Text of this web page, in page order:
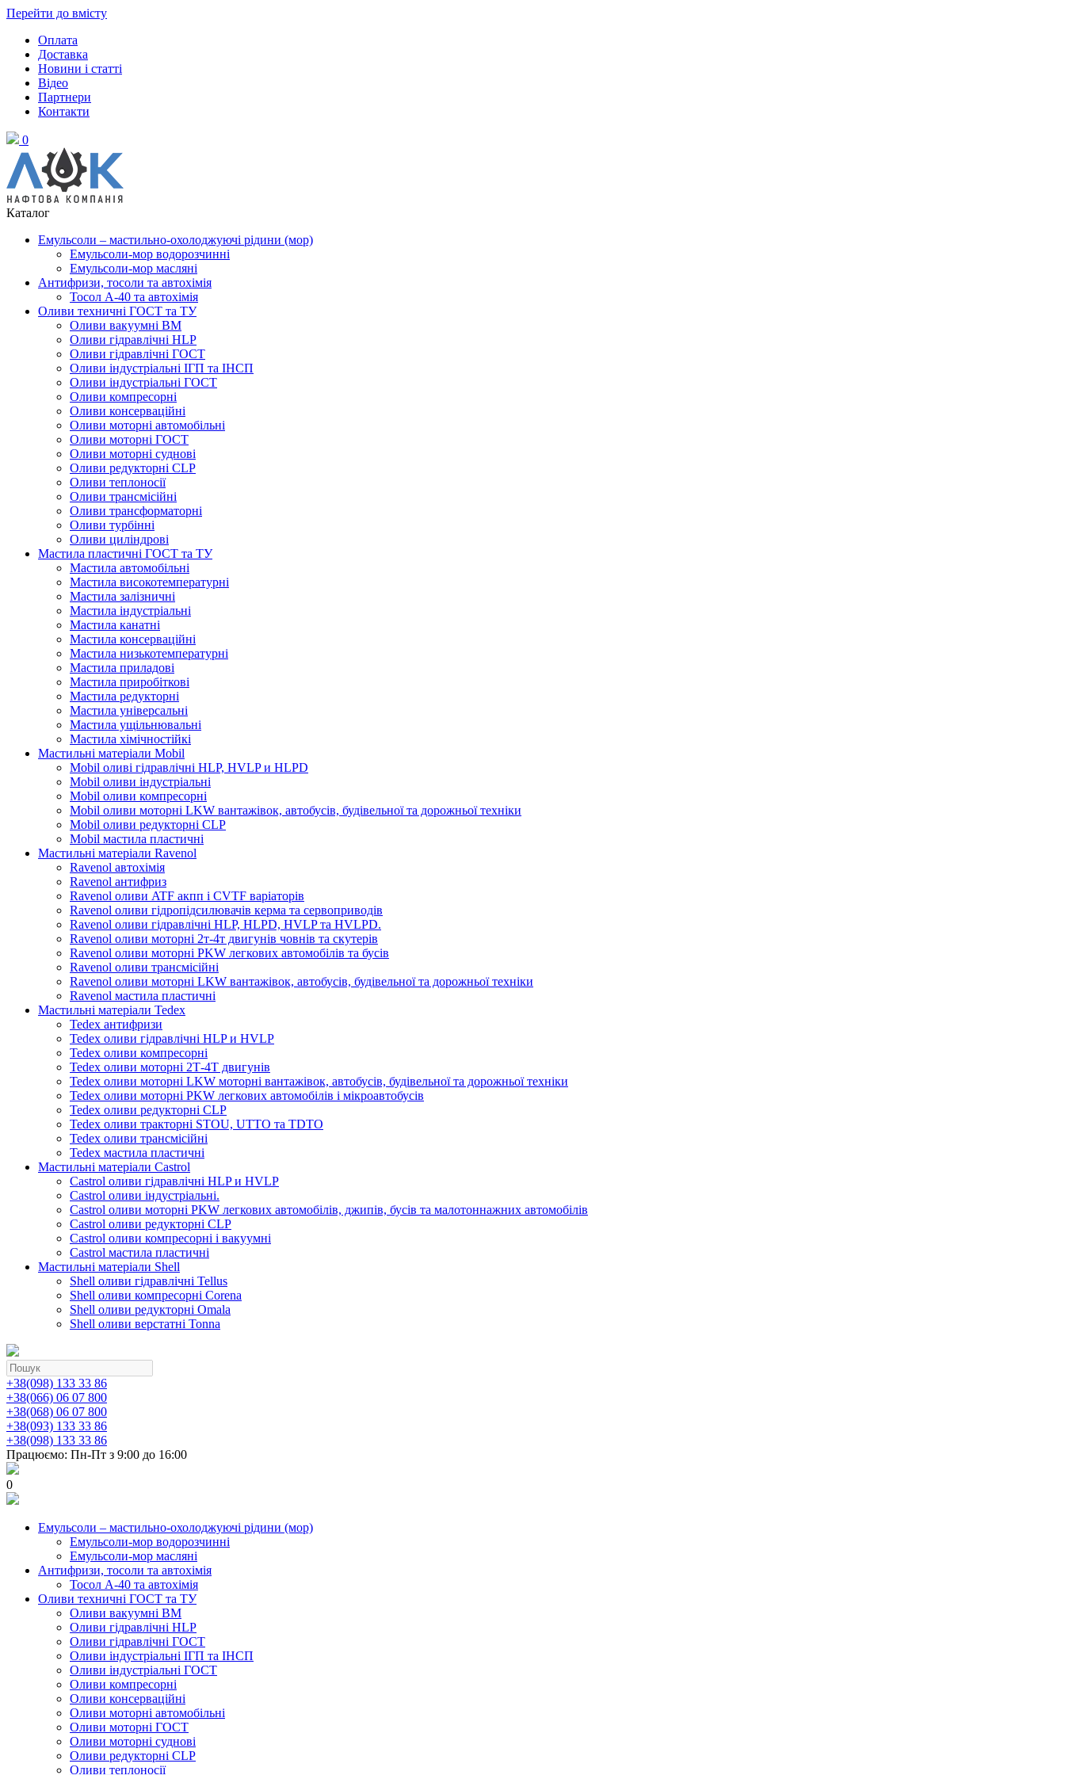
Перейти до вмісту
Оплата
Доставка
Новини і статті
Відео
Партнери
Контакти
0
Каталог
Емульсоли – мастильно-охолоджуючі рідини (мор)
Емульсоли-мор водорозчинні
Емульсоли-мор масляні
Антифризи, тосоли та автохімія
Тосол А-40 та автохімія
Оливи техничні ГОСТ та ТУ
Оливи вакуумні ВМ
Оливи гідравлічні HLP
Оливи гідравлічні ГОСТ
Оливи індустріальні ІГП та ІНСП
Оливи індустріальні ГОСТ
Оливи компресорні
Оливи консерваційні
Оливи моторні автомобільні
Оливи моторні ГОСТ
Оливи моторні суднові
Оливи редукторні CLP
Оливи теплоносії
Оливи трансмісійні
Оливи трансформаторні
Оливи турбінні
Оливи циліндрові
Мастила пластичні ГОСТ та ТУ
Мастила автомобільні
Мастила високотемпературні
Мастила залізничні
Мастила індустріальні
Мастила канатні
Мастила консерваційні
Мастила низькотемпературні
Мастила приладові
Мастила приробіткові
Мастила редукторні
Мастила універсальні
Мастила ущільнювальні
Мастила хімічностійкі
Мастильні матеріали Mobil
Mobil оливі гідравлічні HLP, HVLP и HLPD
Mobil оливи індустріальні
Mobil оливи компресорні
Mobil оливи моторні LKW вантажівок, автобусів, будівельної та дорожньої техніки
Mobil оливи редукторні CLP
Mobil мастила пластичні
Мастильні матеріали Ravenol
Ravenol автохімія
Ravenol антифриз
Ravenol оливи ATF акпп і CVTF варіаторів
Ravenol оливи гідропідсилювачів керма та сервоприводів
Ravenol оливи гідравлічні HLP, HLPD, HVLP та HVLPD.
Ravenol оливи моторні 2т-4т двигунів човнів та скутерів
Ravenol оливи моторні PKW легкових автомобілів та бусів
Ravenol оливи трансмісійні
Ravenol оливи моторні LKW вантажівок, автобусів, будівельної та дорожньої техніки
Ravenol мастила пластичні
Мастильні матеріали Tedex
Tedex антифризи
Tedex оливи гідравлічні HLP и HVLP
Tedex оливи компресорні
Tedex оливи моторні 2Т-4Т двигунів
Tedex оливи моторні LKW моторні вантажівок, автобусів, будівельної та дорожньої техніки
Tedex оливи моторні PKW легкових автомобілів і мікроавтобусів
Tedex оливи редукторні CLP
Tedex оливи тракторні STOU, UTTO та TDTO
Tedex оливи трансмісійні
Tedex мастила пластичні
Мастильні матеріали Castrol
Castrol оливи гідравлічні HLP и HVLP
Castrol оливи індустріальні.
Castrol оливи моторні PKW легкових автомобілів, джипів, бусів та малотоннажних автомобілів
Castrol оливи редукторні CLP
Castrol оливи компресорні і вакуумні
Castrol мастила пластичні
Мастильні матеріали Shell
Shell оливи гідравлічні Tellus
Shell оливи компресорні Corena
Shell оливи редукторні Omala
Shell оливи верстатні Tonna
+38(098) 133 33 86
+38(066) 06 07 800
+38(068) 06 07 800
+38(093) 133 33 86
+38(098) 133 33 86
Працюємо: Пн-Пт з 9:00 до 16:00
0
Емульсоли – мастильно-охолоджуючі рідини (мор)
Емульсоли-мор водорозчинні
Емульсоли-мор масляні
Антифризи, тосоли та автохімія
Тосол А-40 та автохімія
Оливи техничні ГОСТ та ТУ
Оливи вакуумні ВМ
Оливи гідравлічні HLP
Оливи гідравлічні ГОСТ
Оливи індустріальні ІГП та ІНСП
Оливи індустріальні ГОСТ
Оливи компресорні
Оливи консерваційні
Оливи моторні автомобільні
Оливи моторні ГОСТ
Оливи моторні суднові
Оливи редукторні CLP
Оливи теплоносії